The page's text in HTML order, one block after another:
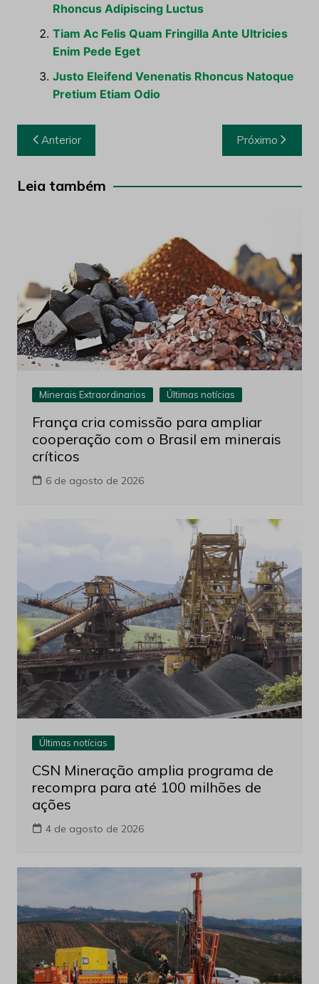
Rhoncus Adipiscing Luctus
Tiam Ac Felis Quam Fringilla Ante Ultricies
Enim Pede Eget
Justo Eleifend Venenatis Rhoncus Natoque
Pretium Etiam Odio
Navegação
de
Post
Anterior Próximo
Leia também
Minerais Extraordinarios Últimas notícias
França cria comissão para ampliar
cooperação com o Brasil em minerais
críticos
6 de agosto de 2026
Últimas notícias
CSN Mineração amplia programa de
recompra para até 100 milhões de
ações
4 de agosto de 2026